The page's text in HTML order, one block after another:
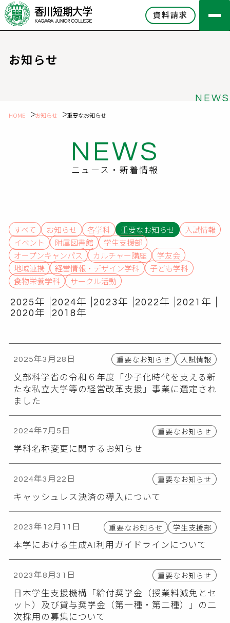
資料請求
お知らせ
NEWS
HOME お知らせ 重要なお知らせ
NEWS
ニュース・新着情報
すべて お知らせ 各学科 重要なお知らせ
入試情報
イベント
附属図書館
学生支援部
オープンキャンパス
カルチャー講座
学友会
地域連携
経営情報・デザイン学科
子ども学科
食物栄養学科
サークル活動
2025年 2024年 2023年 2022年
2021年
2020年
2018年
2025年3月28日 重要なお知らせ 入試情報
文部科学省の令和６年度「少子化時代を支える新
たな私立大学等の経営改革支援」事業に選定され
ました
2024年7月5日 重要なお知らせ
学科名称変更に関するお知らせ
2024年3月22日 重要なお知らせ
キャッシュレス決済の導入について
2023年12月11日 重要なお知らせ 学生支援部
本学における生成AI利用ガイドラインについて
2023年8月31日 重要なお知らせ
日本学生支援機構「給付奨学金（授業料減免とセ
ット）及び貸与奨学金（第一種・第二種）」の二
次採用の募集について